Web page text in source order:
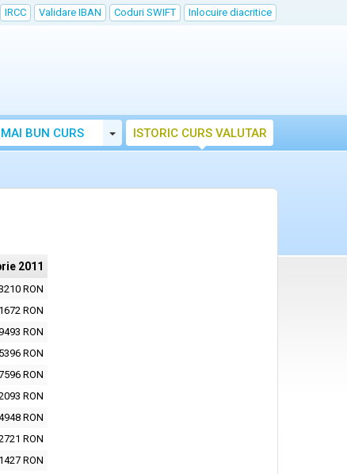
IRCC Validare IBAN Coduri SWIFT Inlocuire diacritice
BUN CURS Toggle Dropdown
ISTORIC CURS VALUTAR
2011
RON
RON
RON
RON
RON
RON
RON
RON
RON